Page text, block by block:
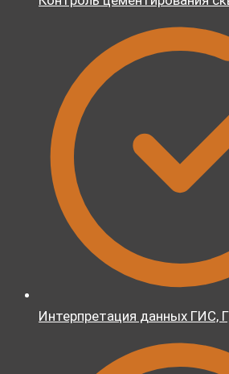
Интерпретация данных ГИС,